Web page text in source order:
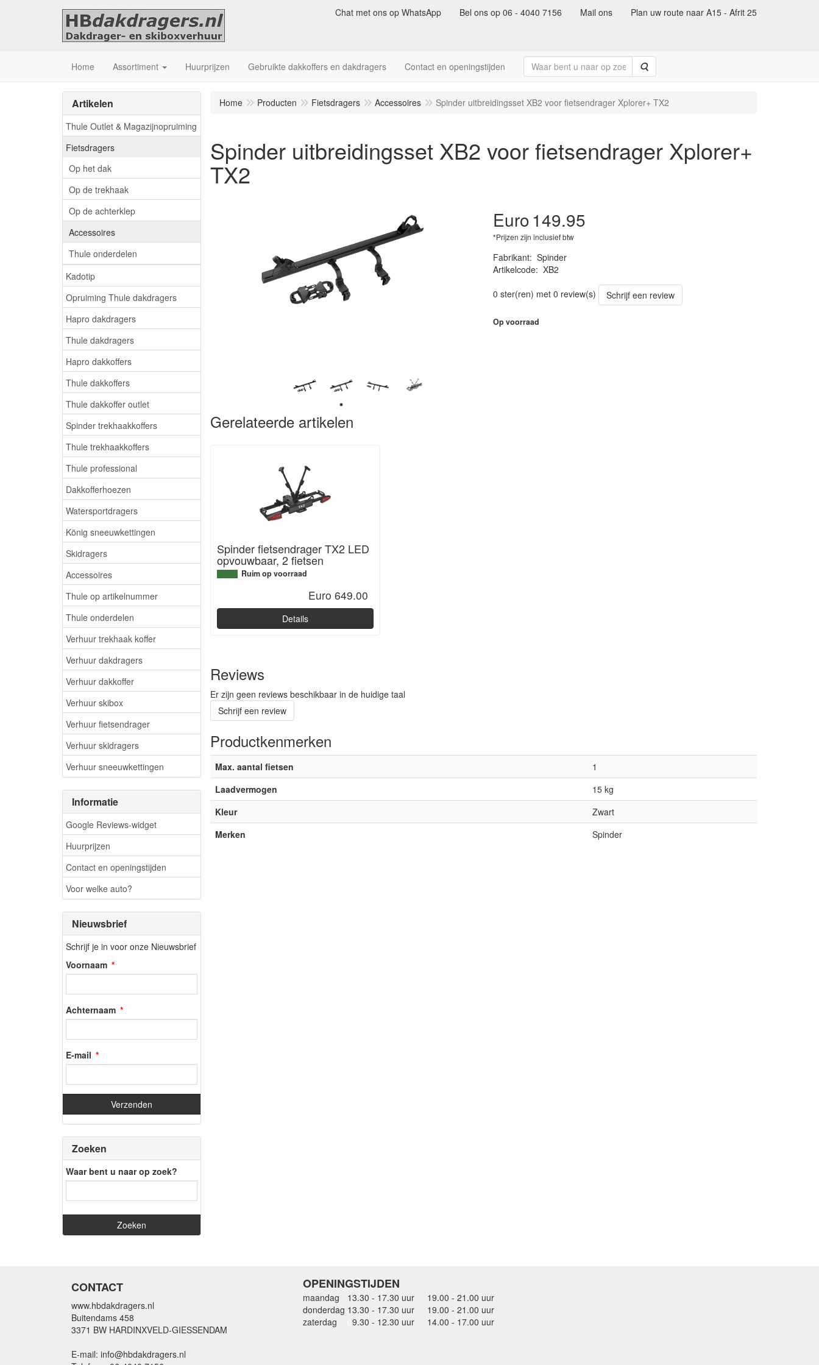
Chat met ons op WhatsApp Bel ons op 06 - 4040 7156 Mail ons Plan uw route naar A15 - Afrit 25
Home Assortiment Huurprijzen Gebruikte dakkoffers en dakdragers Contact en openingstijden Zoeken
Artikelen
Thule Outlet & Magazijnopruiming
Fietsdragers
Op het dak
Op de trekhaak
Op de achterklep
Accessoires
Thule onderdelen
Kadotip
Opruiming Thule dakdragers
Hapro dakdragers
Thule dakdragers
Hapro dakkoffers
Thule dakkoffers
Thule dakkoffer outlet
Spinder trekhaakkoffers
Thule trekhaakkoffers
Thule professional
Dakkofferhoezen
Watersportdragers
König sneeuwkettingen
Skidragers
Accessoires
Thule op artikelnummer
Thule onderdelen
Verhuur trekhaak koffer
Verhuur dakdragers
Verhuur dakkoffer
Verhuur skibox
Verhuur fietsendrager
Verhuur skidragers
Verhuur sneeuwkettingen
Informatie
Google Reviews-widget
Huurprijzen
Contact en openingstijden
Voor welke auto?
Nieuwsbrief
Schrijf je in voor onze Nieuwsbrief
Voornaam
Achternaam
E-mail
Zoeken
Waar bent u naar op zoek?
Home Producten Fietsdragers Accessoires Spinder uitbreidingsset XB2 voor fietsendrager Xplorer+ TX2
Spinder uitbreidingsset XB2 voor fietsendrager Xplorer+
TX2
Euro149.95
*Prijzen zijn inclusief btw
Fabrikant: Spinder
Artikelcode: XB2
0 ster(ren) met 0 review(s)
Schrijf een review
Op voorraad
Gerelateerde artikelen
Spinder fietsendrager TX2 LED
opvouwbaar, 2 fietsen
Ruim op voorraad
Euro 649.00
Details
Reviews
Er zijn geen reviews beschikbaar in de huidige taal
Schrijf een review
Productkenmerken
Max. aantal fietsen
1
Laadvermogen
15 kg
Kleur
Zwart
Merken
Spinder
CONTACT
www.hbdakdragers.nl
Buitendams 458
3371 BW HARDINXVELD-GIESSENDAM
E-mail: info@hbdakdragers.nl
OPENINGSTIJDEN
maandag 13.30 - 17.30 uur
19.00 - 21.00 uur
donderdag 13.30 - 17.30 uur
19.00 - 21.00 uur
zaterdag
9.30 - 12.30 uur 14.00 - 17.00 uur